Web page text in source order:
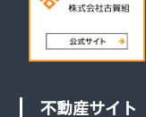
不動産サイト